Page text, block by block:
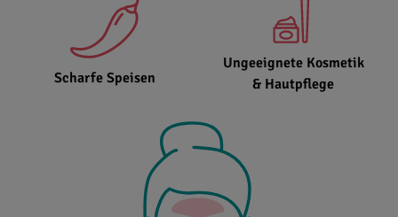
Scharfe Speisen
Ungeeignete Kosmetik
& Hautpflege